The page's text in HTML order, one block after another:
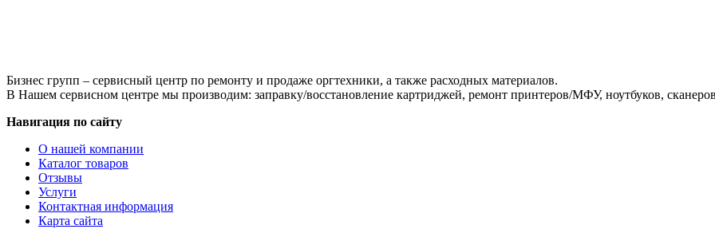
Бизнес групп – сервисный центр по ремонту и продаже оргтехники, а также расходных материалов.
В Нашем сервисном центре мы производим: заправку/восстановление картриджей, ремонт принтеров/МФУ, ноутбуков,
Навигация по сайту
О нашей компании
Каталог товаров
Отзывы
Услуги
Контактная информация
Карта сайта